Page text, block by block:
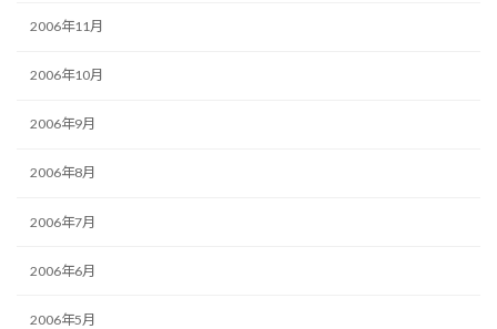
2006年11月
2006年10月
2006年9月
2006年8月
2006年7月
2006年6月
2006年5月